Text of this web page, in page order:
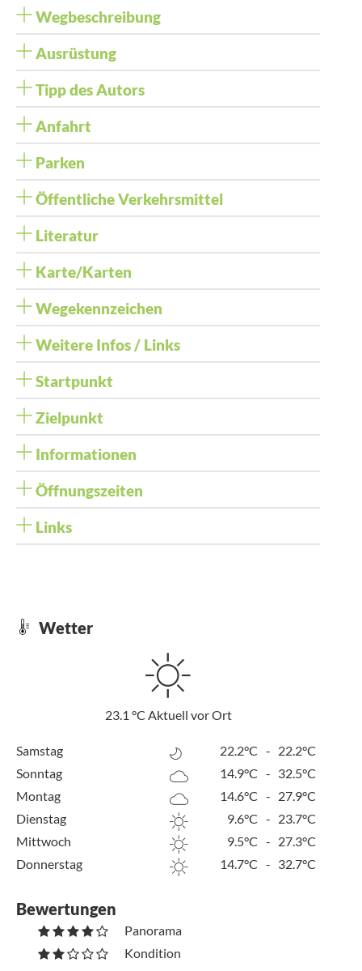
Wegbeschreibung
Ausrüstung
Tipp des Autors
Anfahrt
Parken
Öffentliche Verkehrsmittel
Literatur
Karte/Karten
Wegekennzeichen
Weitere Infos / Links
Startpunkt
Zielpunkt
Informationen
Öffnungszeiten
Links
Wetter
23.1 °C Aktuell vor Ort
Samstag 22.2°C - 22.2°C
Sonntag
14.9°C - 32.5°C
Montag
14.6°C - 27.9°C
Dienstag
9.6°C - 23.7°C
Mittwoch
9.5°C - 27.3°C
Donnerstag
14.7°C - 32.7°C
Bewertungen
Panorama
Kondition